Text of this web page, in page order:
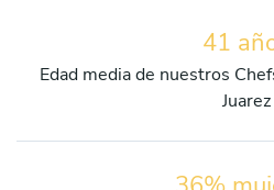
41
Edad media de nuestros
Juarez